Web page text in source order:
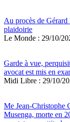
Au procès de
plaidoirie
Le Monde : 29/10/
Garde à vue,
avocat est mis en
Midi Libre : 29/10/
Me Jean-Christophe
Musenga, morte en